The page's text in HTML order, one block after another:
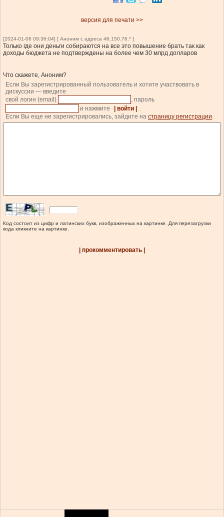
версия для печати >>
[2024-01-06 09:36:04] [ Аноним с адреса 46.150.76.* ]
Только где они деньги собираются на все это повышение брать так как
доходы бюджета не подтверждены на более чем 30 млрд долларов
Что скажете, Аноним?
Если Вы зарегистрированный пользователь и хотите участвовать в
дискуссии — введите
свой логин (email)
, пароль
и нажмите
| войти |
.
Если Вы еще не зарегистрировались, зайдите на страницу регистрации.
Код состоит из цифр и латинских букв, изображенных на картинке. Для перезагрузки
кода кликните на картинке.
| прокомментировать |